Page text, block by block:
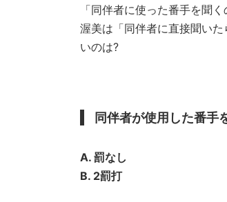
「同伴者に使った番手を聞
渥美は「同伴者に直接聞い
いのは?
同伴者が使用した番手
A. 罰なし
B. 2罰打